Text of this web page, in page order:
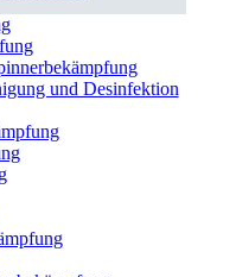
und Des­in­fek­ti­on